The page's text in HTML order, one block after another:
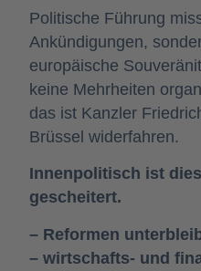
Politische Führung
Ankündigungen,
europäische
keine Mehrheiten
das ist Kanzler
Brüssel widerfahren.
Innenpolitisch ist
gescheitert.
– Reformen
– wirtschafts- und